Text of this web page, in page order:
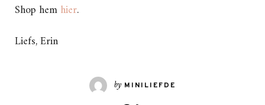
Shop hemhier.
Liefs, Erin
by MINILIEFDE